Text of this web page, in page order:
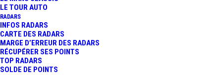
LE TOUR AUTO
RADARS
INFOS RADARS
CARTE DES RADARS
MARGE D’ERREUR DES RADARS
RÉCUPÉRER SES POINTS
TOP RADARS
SOLDE DE POINTS
19 mai 2025